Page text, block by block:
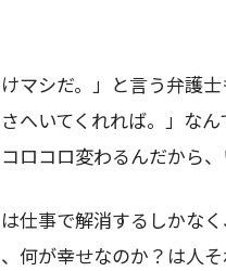
けマシだ。」と言う弁護
へいてくれれば。」な
ロコロ変わるんだから
仕事で解消するしかな
何が幸せなのか？は人